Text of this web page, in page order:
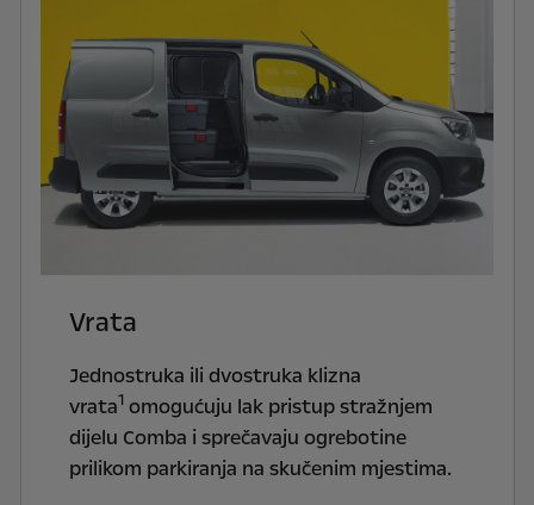
Vrata
Jednostruka ili dvostruka klizna
vrata1omogućuju lak pristup stražnjem
dijelu Comba i sprečavaju ogrebotine
prilikom parkiranja na skučenim mjestima.